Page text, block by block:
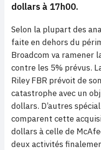
dollars à 17h00.
Selon la plupart des
faite en dehors du
Broadcom va ramener
contre les 5% prévus.
Riley FBR prévoit de
catastrophe avec un
dollars. D’autres
comparent cette
dollars à celle de
deux activités